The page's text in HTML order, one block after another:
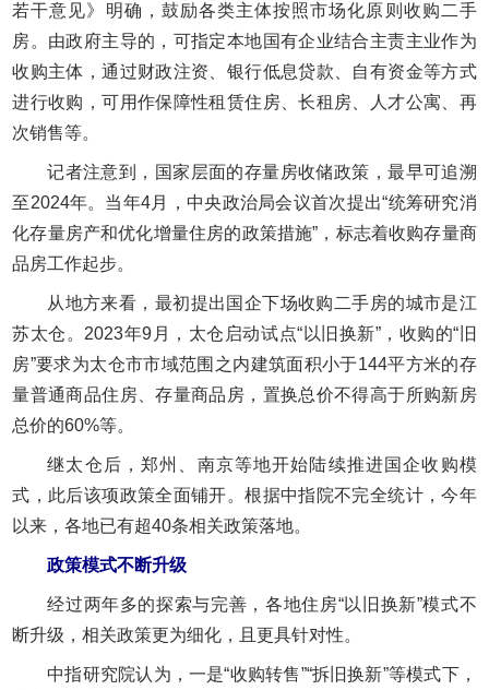
若干意见》明确，鼓励各类主体按照市场化原则收购二手
房。由政府主导的，可指定本地国有企业结合主责主业作为
收购主体，通过财政注资、银行低息贷款、自有资金等方式
进行收购，可用作保障性租赁住房、长租房、人才公寓、再
次销售等。
记者注意到，国家层面的存量房收储政策，最早可追溯
至2024年。当年4月，中央政治局会议首次提出“统筹研究消
化存量房产和优化增量住房的政策措施”，标志着收购存量商
品房工作起步。
从地方来看，最初提出国企下场收购二手房的城市是江
苏太仓。2023年9月，太仓启动试点“以旧换新”，收购的“旧
房”要求为太仓市市域范围之内建筑面积小于144平方米的存
量普通商品住房、存量商品房，置换总价不得高于所购新房
总价的60%等。
继太仓后，郑州、南京等地开始陆续推进国企收购模
式，此后该项政策全面铺开。根据中指院不完全统计，今年
以来，各地已有超40条相关政策落地。
政策模式不断升级
经过两年多的探索与完善，各地住房“以旧换新”模式不
断升级，相关政策更为细化，且更具针对性。
中指研究院认为，一是“收购转售”“拆旧换新”等模式下，